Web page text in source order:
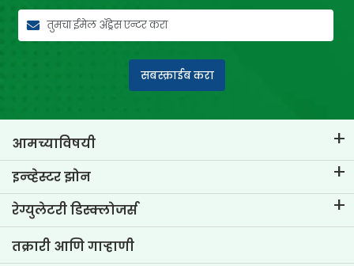
सबस्क्राईब करा
आमच्याविषयी
टीव्हीएस क्रेडिट विषयी
आमचा ब्रँड जाणून घ्या
मुख्य प्रोफाईल्स
इन्व्हेस्टर झोन
कॉर्पोरेट गव्हर्नन्स
इन्व्हेस्टर माहिती
रेग्युलेटरी डिस्क्लोजर्स
पॉलिसी
इतर डिस्क्लोजर
तक्रारी आणि गाऱ्हाणी